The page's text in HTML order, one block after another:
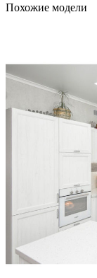
Похожие модели